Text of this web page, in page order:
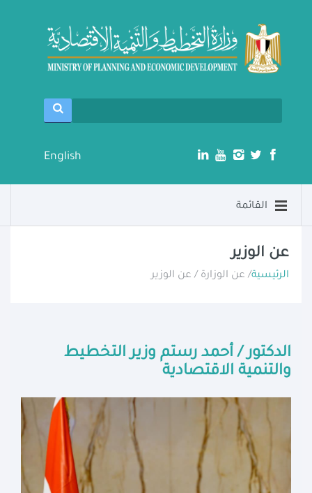
English
القائمة
عن الوزير
الرئيسية/ عن الوزارة / عن الوزير
الدكتور / أحمد رستم وزير التخطيط
والتنمية الاقتصادية